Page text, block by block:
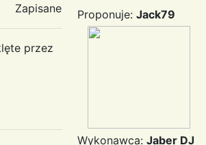
Zapisane
przez
Proponuje: Jack79
Wykonawca: Jaber DJ